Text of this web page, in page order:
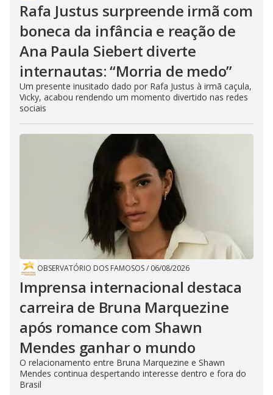
Rafa Justus surpreende irmã com
boneca da infância e reação de
Ana Paula Siebert diverte
internautas: “Morria de medo”
Um presente inusitado dado por Rafa Justus à irmã caçula,
Vicky, acabou rendendo um momento divertido nas redes
sociais
OBSERVATÓRIO DOS FAMOSOS/ 06/08/2026
Imprensa internacional destaca
carreira de Bruna Marquezine
após romance com Shawn
Mendes ganhar o mundo
O relacionamento entre Bruna Marquezine e Shawn
Mendes continua despertando interesse dentro e fora do
Brasil